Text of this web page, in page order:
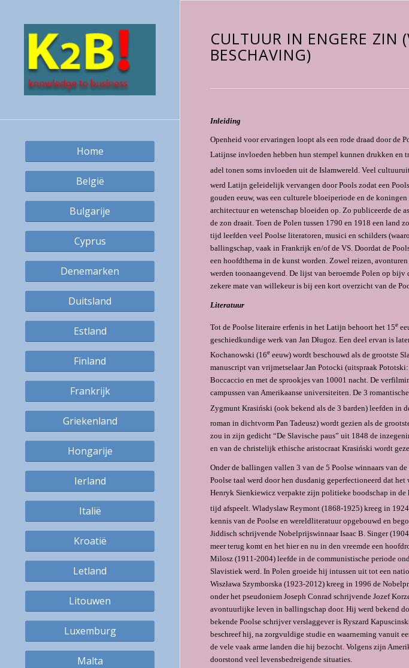
Home
België
Bulgarije
Cyprus
Denemarken
Duitsland
Estland
Finland
Frankrijk
Griekenland
Hongarije
Ierland
Italië
Kroatië
Letland
Litouwen
Luxemburg
Malta
CULTUUR IN ENGERE ZIN
BESCHAVING)
Inleiding
Openheid voor ervaringen loopt als een rode draad door de
Latijnse invloeden hebben hun stempel kunnen drukken en
adel tonen soms invloeden uit de Islamwereld. Veel
werd Latijn geleidelijk vervangen door Pools zodat een
gouden eeuw, was een culturele bloeiperiode en de
architectuur en wetenschap bloeiden op. Zo publiceerde de
de zon draait. Toen de Polen tussen 1790 en 1918 een land
tijd leefden veel Poolse literatoren, musici en schilders
ballingschap, vaak in Frankrijk en/of de VS. Doordat de
een hoofdthema in de kunst worden. Zowel reizen,
werden toonaangevend. De lijst van beroemde Polen op
zekere mate van willekeur is bij een kort overzicht van de
Literatuur
Tot de Poolse literaire erfenis in het Latijn behoort het 15e
geschiedkundige werk van Jan Długoz. Een deel ervan is
Kochanowski (16e eeuw) wordt beschouwd als de grootste
manuscript van vrijmetselaar Jan Potocki (uitspraak
Boccaccio en met de sprookjes van 10001 nacht. De
campussen van Amerikaanse universiteiten. De 3
Zygmunt Krasiński (ook bekend als de 3 barden) leefden in
roman in dichtvorm Pan Tadeusz) wordt gezien als de
zou in zijn gedicht “De Slavische paus” uit 1848 de
en van de christelijk ethische aristocraat Krasiński wordt
Onder de ballingen vallen 3 van de 5 Poolse winnaars van
Poolse taal werd door hen dusdanig geperfectioneerd dat
Henryk Sienkiewicz verpakte zijn po­litieke boodschap in de
tijd afspeelt. Wladyslaw Reymont (1868-1925) kreeg in
kennis van de Poolse en wereldliteratuur opgebouwd en
Jiddisch schrijvende Nobelprijswinnaar Isaac B. Singer
meer terug komt en het hier en nu in den vreemde een
Milosz (1911-2004) leefde in de communistische periode
Slavistiek werd. In Polen groeide hij intussen uit tot een
Wiszława Szymborska (1923-2012) kreeg in 1996 de
onder het pseudoniem Joseph Conrad schrijvende Jozef
avontuurlijke leven in ballingschap door. Hij werd bekend
bekende Poolse schrijver verslaggever is Ryszard
beschreef hij, na zorgvuldige studie en waarneming vanuit
de vele vaak arme landen die hij bezocht. Volgens zijn
doorstond veel levensbedreigende situaties.